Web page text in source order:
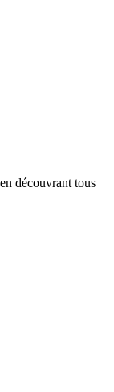
découvrant tous